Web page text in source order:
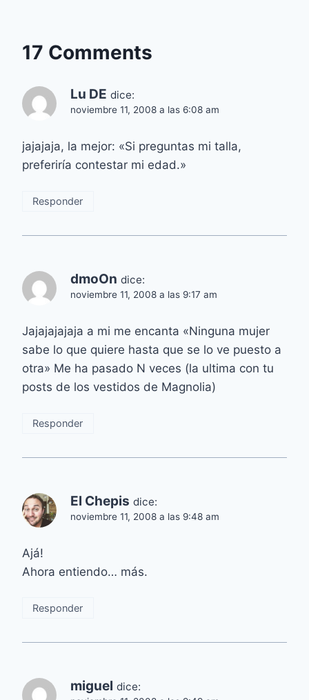
17 Comments
Lu DE dice:
noviembre 11, 2008 a las 6:08 am
jajajaja, la mejor: «Si preguntas mi talla,
preferiría contestar mi edad.»
Responder
dmoOn dice:
noviembre 11, 2008 a las 9:17 am
Jajajajajaja a mi me encanta «Ninguna mujer
sabe lo que quiere hasta que se lo ve puesto a
otra» Me ha pasado N veces (la ultima con tu
posts de los vestidos de Magnolia)
Responder
El Chepis dice:
noviembre 11, 2008 a las 9:48 am
Ajá!
Ahora entiendo… más.
Responder
miguel dice: